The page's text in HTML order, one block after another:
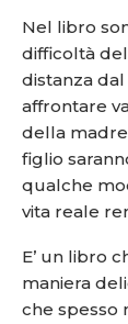
Nel libro
difficoltà
distanza
affrontare
della
figlio
qualche
vita reale
E’ un libro
maniera
che spesso